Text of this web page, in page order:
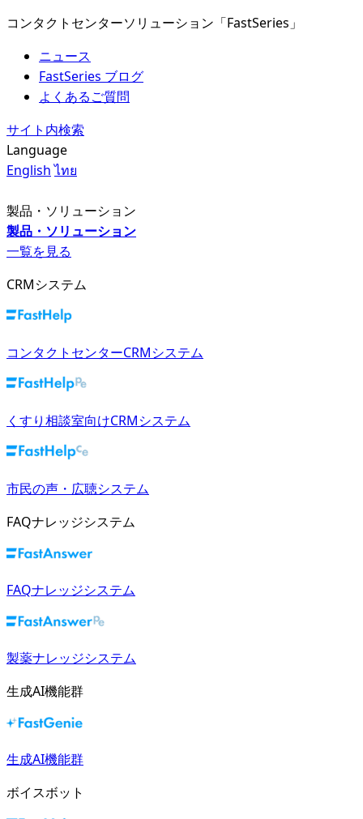
コンタクトセンターソリューション「FastSeries」
ニュース
FastSeries ブログ
よくあるご質問
サイト内検索
Language
English ไทย
製品・ソリューション
製品・ソリューション
一覧を見る
CRMシステム
コンタクトセンターCRMシステム
くすり相談室向けCRMシステム
市民の声・広聴システム
FAQナレッジシステム
FAQナレッジシステム
製薬ナレッジシステム
生成AI機能群
生成AI機能群
ボイスボット